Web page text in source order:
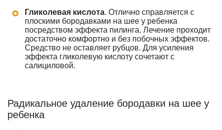
Гликолевая кислота. Отлично справляется с
плоскими бородавками на шее у ребенка
посредством эффекта пилинга. Лечение проходит
достаточно комфортно и без побочных эффектов.
Средство не оставляет рубцов. Для усиления
эффекта гликолевую кислоту сочетают с
салициловой.
Радикальное удаление бородавки на шее у
ребенка